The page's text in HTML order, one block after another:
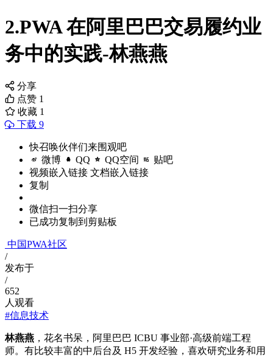
2.PWA 在阿里巴巴交易履约业
务中的实践-林燕燕
分享
点赞 1
收藏 1
下载 9
快召唤伙伴们来围观吧
微博 QQ QQ空间 贴吧
视频嵌入链接 文档嵌入链接
复制
微信扫一扫分享
已成功复制到剪贴板
中国PWA社区
/
发布于
/
652
人观看
#信息技术
林燕燕 ，花名书呆，阿里巴巴 ICBU 事业部·高级前端工程
师。有比较丰富的中后台及 H5 开发经验，喜欢研究业务和用